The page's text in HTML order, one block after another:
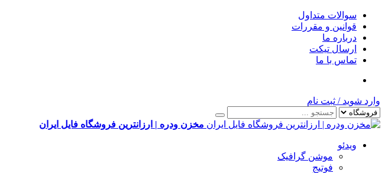
سوالات متداول
قوانین و مقررات
درباره ما
ارسال تیکت
تماس با ما
وارد شوید / ثبت نام
مخزن ودره | ارزانترین فروشگاه فایل ایران
ویدئو
موشن گرافیک
فوتیج